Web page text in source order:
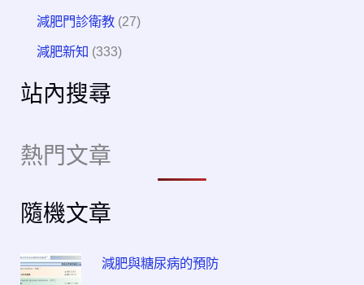
減肥門診衛教 (27)
減肥新知 (333)
站內搜尋
熱門文章
隨機文章
減肥與糖尿病的預防